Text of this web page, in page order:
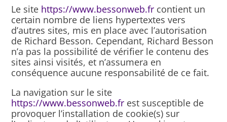
Le site https://www.bessonweb.fr contient un
certain nombre de liens hypertextes vers
d’autres sites, mis en place avec l’autorisation
de Richard Besson. Cependant, Richard Besson
n’a pas la possibilité de vérifier le contenu des
sites ainsi visités, et n’assumera en
conséquence aucune responsabilité de ce fait.
La navigation sur le site
https://www.bessonweb.fr est susceptible de
provoquer l’installation de cookie(s) sur